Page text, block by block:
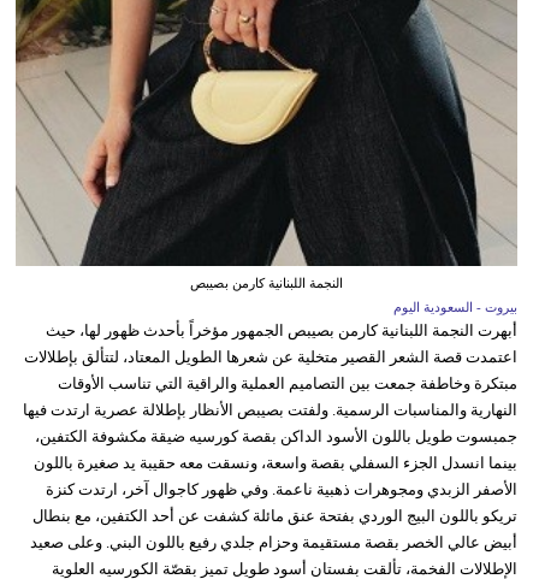
النجمة اللبنانية كارمن بصيبص
بيروت - السعودية اليوم
أبهرت النجمة اللبنانية كارمن بصيبص الجمهور مؤخراً بأحدث ظهور لها، حيث
اعتمدت قصة الشعر القصير متخلية عن شعرها الطويل المعتاد، لتتألق بإطلالات
مبتكرة وخاطفة جمعت بين التصاميم العملية والراقية التي تناسب الأوقات
النهارية والمناسبات الرسمية. ولفتت بصيبص الأنظار بإطلالة عصرية ارتدت فيها
جمبسوت طويل باللون الأسود الداكن بقصة كورسيه ضيقة مكشوفة الكتفين،
بينما انسدل الجزء السفلي بقصة واسعة، ونسقت معه حقيبة يد صغيرة باللون
الأصفر الزبدي ومجوهرات ذهبية ناعمة. وفي ظهور كاجوال آخر، ارتدت كنزة
تريكو باللون البيج الوردي بفتحة عنق مائلة كشفت عن أحد الكتفين، مع بنطال
أبيض عالي الخصر بقصة مستقيمة وحزام جلدي رفيع باللون البني. وعلى صعيد
الإطلالات الفخمة، تألقت بفستان أسود طويل تميز بقصّة الكورسيه العلوية